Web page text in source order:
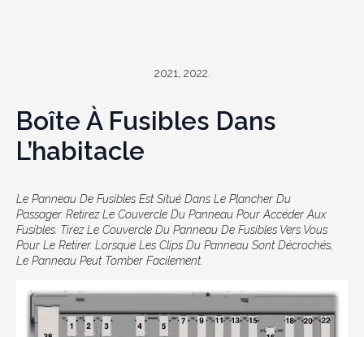
2021, 2022.
Boîte À Fusibles Dans
L’habitacle
Le Panneau De Fusibles Est Situé Dans Le Plancher Du
Passager. Retirez Le Couvercle Du Panneau Pour Accéder Aux
Fusibles. Tirez Le Couvercle Du Panneau De Fusibles Vers Vous
Pour Le Retirer. Lorsque Les Clips Du Panneau Sont Décrochés,
Le Panneau Peut Tomber Facilement.